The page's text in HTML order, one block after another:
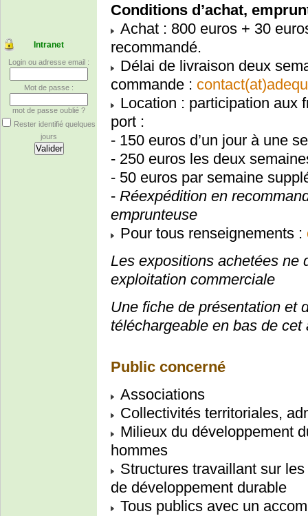
Intranet
Login ou adresse email :
Mot de passe :
mot de passe oublié ?
Rester identifié quelques
jours
Conditions d’achat,
Achat : 800 euros + 30
recommandé.
Délai de livraison deux
commande :
Location : participation aux
port :
- 150 euros d’un jour à une
- 250 euros les deux
- 50 euros par semaine
- Réexpédition en
emprunteuse
Pour tous renseignements :
Les expositions achetées ne
exploitation commerciale
Une fiche de présentation et
téléchargeable en bas de cet
Public concerné
Associations
Collectivités territoriales,
Milieux du développement
hommes
Structures travaillant sur
de développement durable
Tous publics avec un